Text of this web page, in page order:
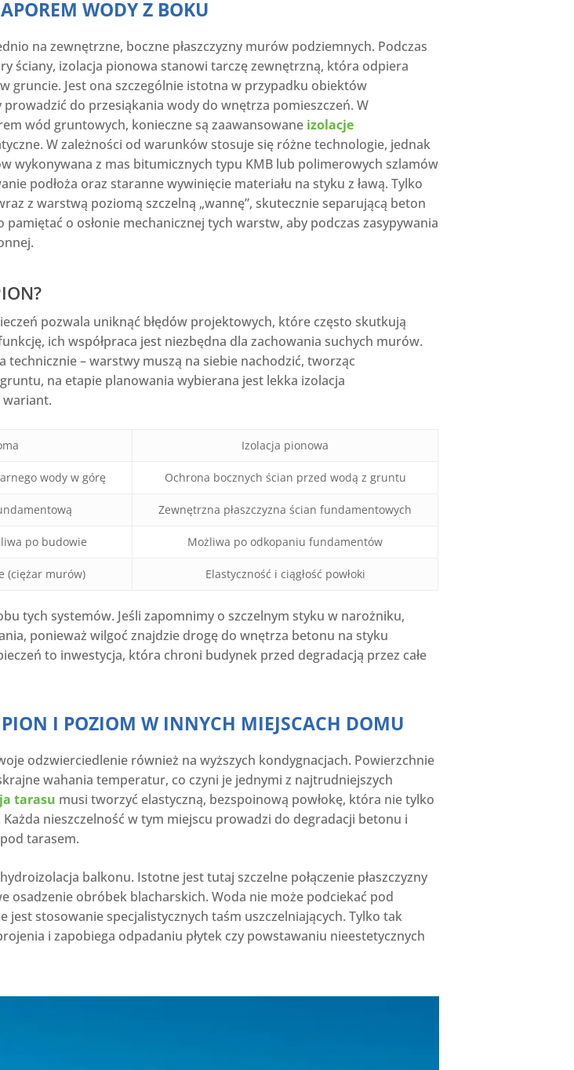
WODY Z BOKU
na zewnętrzne, boczne płaszczyzny murów podziemnych. Podczas
ściany, izolacja pionowa stanowi tarczę zewnętrzną, która odpiera
gruncie. Jest ona szczególnie istotna w przypadku obiektów
do przesiąkania wody do wnętrza pomieszczeń. W
wód gruntowych, konieczne są zaawansowane izolacje
W zależności od warunków stosuje się różne technologie, jednak
wykonywana z mas bitumicznych typu KMB lub polimerowych szlamów
podłoża oraz staranne wywinięcie materiału na styku z ławą. Tylko
z warstwą poziomą szczelną „wannę”, skutecznie separującą beton
o osłonie mechanicznej tych warstw, aby podczas zasypywania
pozwala uniknąć błędów projektowych, które często skutkują
ich współpraca jest niezbędna dla zachowania suchych murów.
– warstwy muszą na siebie nachodzić, tworząc
na etapie planowania wybierana jest lekka izolacja
wariant.
Izolacja pionowa
wody w górę Ochrona bocznych ścian przed wodą z gruntu
Zewnętrzna płaszczyzna ścian fundamentowych
po budowie Możliwa po odkopaniu fundamentów
(ciężar murów) Elastyczność i ciągłość powłoki
tych systemów. Jeśli zapomnimy o szczelnym styku w narożniku,
ponieważ wilgoć znajdzie drogę do wnętrza betonu na styku
to inwestycja, która chroni budynek przed degradacją przez całe
I POZIOM W INNYCH MIEJSCACH DOMU
odzwierciedlenie również na wyższych kondygnacjach. Powierzchnie
wahania temperatur, co czyni je jednymi z najtrudniejszych
tarasu musi tworzyć elastyczną, bezspoinową powłokę, która nie tylko
nieszczelność w tym miejscu prowadzi do degradacji betonu i
tarasem.
balkonu. Istotne jest tutaj szczelne połączenie płaszczyzny
osadzenie obróbek blacharskich. Woda nie może podciekać pod
stosowanie specjalistycznych taśm uszczelniających. Tylko tak
i zapobiega odpadaniu płytek czy powstawaniu nieestetycznych